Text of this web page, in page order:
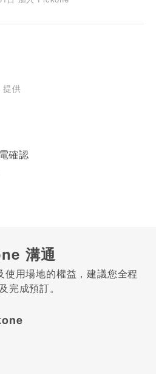
提供
確認
溝通
用場地的權益，建議您全程
成預訂。